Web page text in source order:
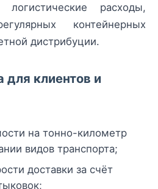
расходы,
контейнерных
дистрибуции.
клиентов и
на тонно-километр
видов транспорта;
доставки за счёт